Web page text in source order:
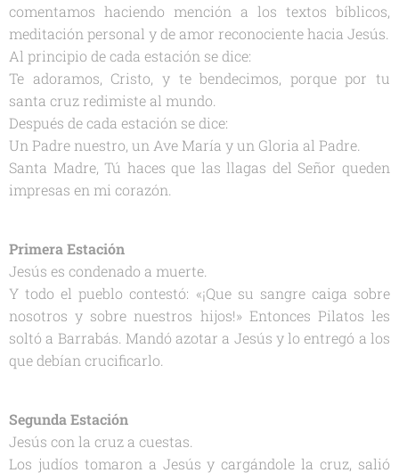
comentamos haciendo mención a los textos bíblicos,
meditación personal y de amor reconociente hacia Jesús.
Al principio de cada estación se dice:
Te adoramos, Cristo, y te bendecimos, porque por tu
santa cruz redimiste al mundo.
Después de cada estación se dice:
Un Padre nuestro, un Ave María y un Gloria al Padre.
Santa Madre, Tú haces que las llagas del Señor queden
impresas en mi corazón.
Primera Estación
Jesús es condenado a muerte.
Y todo el pueblo contestó: «¡Que su sangre caiga sobre
nosotros y sobre nuestros hijos!» Entonces Pilatos les
soltó a Barrabás. Mandó azotar a Jesús y lo entregó a los
que debían crucificarlo.
Segunda Estación
Jesús con la cruz a cuestas.
Los judíos tomaron a Jesús y cargándole la cruz, salió